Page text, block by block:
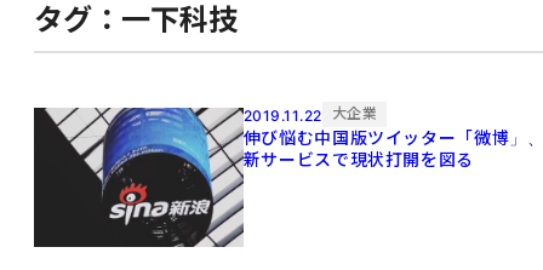
タグ：一下科技
2019.11.22 大企業
伸び悩む中国版ツイッター「微博」
新サービスで現状打開を図る